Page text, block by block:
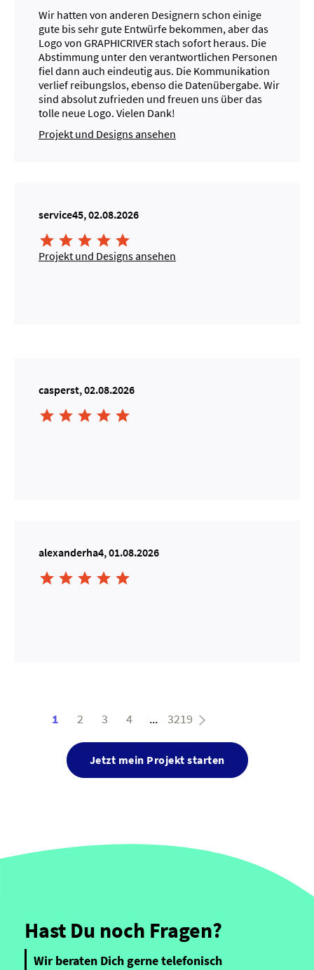
Wir hatten von anderen Designern schon einige
gute bis sehr gute Entwürfe bekommen, aber das
Logo von GRAPHICRIVER stach sofort heraus. Die
Abstimmung unter den verantwortlichen Personen
fiel dann auch eindeutig aus. Die Kommunikation
verlief reibungslos, ebenso die Datenübergabe. Wir
sind absolut zufrieden und freuen uns über das
tolle neue Logo. Vielen Dank!
Projekt und Designs ansehen
service45, 02.08.2026
    
Projekt und Designs ansehen
casperst, 02.08.2026
    
alexanderha4, 01.08.2026
    
1 2 3 4 ... 3219
Jetzt mein Projekt starten
Hast Du noch Fragen?
Wir beraten Dich gerne telefonisch